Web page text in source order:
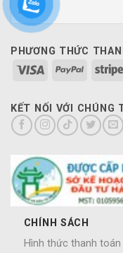
PHƯƠNG THỨC
KẾT NỐI VỚI CHÚNG
CHÍNH SÁCH
Hình thức thanh toán